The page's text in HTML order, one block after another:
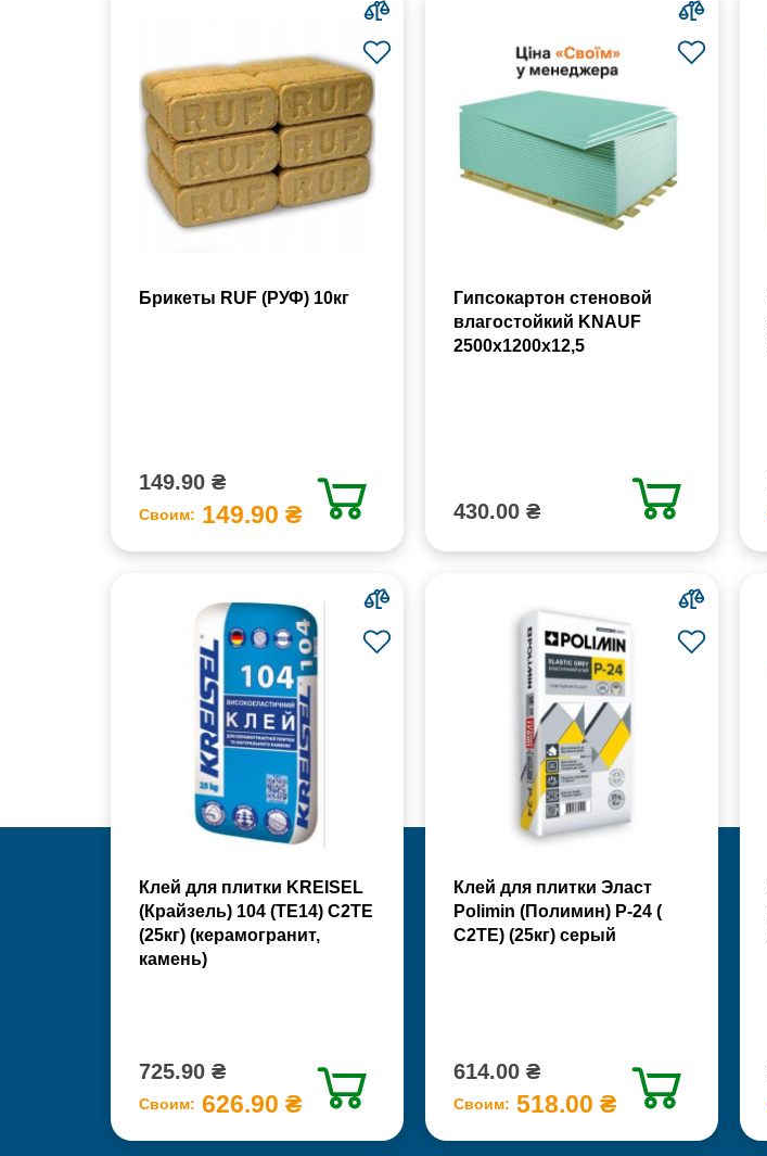
Брикеты RUF (РУФ) 10кг
149.90 ₴
Своим: 149.90 ₴
Гипсокартон стеновой
влагостойкий KNAUF
2500х1200х12,5
430.00 ₴
Клей для плитки KREISEL
(Крайзель) 104 (ТЕ14) С2TE
(25кг) (керамогранит,
камень)
725.90 ₴
Своим: 626.90 ₴
Клей для плитки Эласт
Polimin (Полимин) Р-24 (
С2ТЕ) (25кг) серый
614.00 ₴
Своим: 518.00 ₴